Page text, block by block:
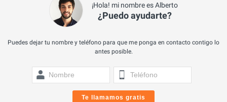
¡Hola! mi nombre es Alberto
¿Puedo ayudarte?
Puedes dejar tu nombre y teléfono para que me ponga en contacto contigo lo
antes posible.
Te llamamos gratis